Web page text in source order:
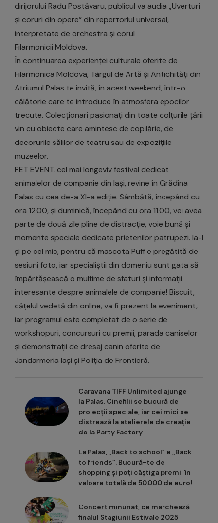
dirijorului Radu Postăvaru, publicul va audia „Uverturi
și coruri din opere” din repertoriul universal,
interpretate de orchestra și corul
Filarmonicii Moldova.
În continuarea experienței culturale oferite de
Filarmonica Moldova, Târgul de Artă și Antichități din
Atriumul Palas te invită, în acest weekend, într-o
călătorie care te introduce în atmosfera epocilor
trecute. Colecționari pasionați din toate colțurile țării
vin cu obiecte care amintesc de copilărie, de
decorurile sălilor de teatru sau de expozițiile
muzeelor.
PET EVENT, cel mai longeviv festival dedicat
animalelor de companie din Iași, revine în Grădina
Palas cu cea de-a XI-a ediție. Sâmbătă, începând cu
ora 12.00, și duminică, începând cu ora 11.00, vei avea
parte de două zile pline de distracție, voie bună și
momente speciale dedicate prietenilor patrupezi. Ia-l
și pe cel mic, pentru că mascota Puff e pregătită de
sesiuni foto, iar specialiștii din domeniu sunt gata să
împărtășească o mulțime de sfaturi și informații
interesante despre animalele de companie! Biscuit,
cățelul vedetă din online, va fi prezent la eveniment,
iar programul este completat de o serie de
workshopuri, concursuri cu premii, parada caniselor
și demonstrații de dresaj canin oferite de
Jandarmeria Iași și Poliția de Frontieră.
Caravana TIFF Unlimited ajunge
la Palas. Cinefilii se bucură de
proiecții speciale, iar cei mici se
distrează la atelierele de creație
de la Party Factory
La Palas, „Back to school” e „Back
to friends”. Bucură-te de
shopping și poți câștiga premii în
valoare totală de 50.000 de euro!
Concert minunat, ce marchează
finalul Stagiunii Estivale 2025